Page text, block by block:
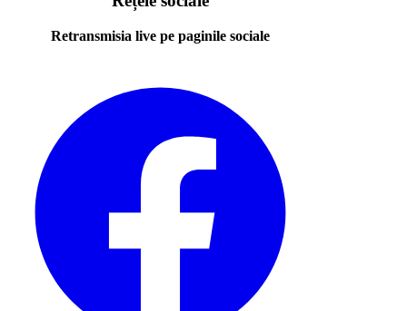
Retransmisia live pe paginile sociale